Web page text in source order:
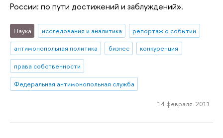
России: по пути достижений и заблуждений».
Наука исследования и аналитика
репортаж о событии
антимонопольная политика
бизнес
конкуренция
права собственности
Федеральная антимонопольная служба
14 февраля 2011